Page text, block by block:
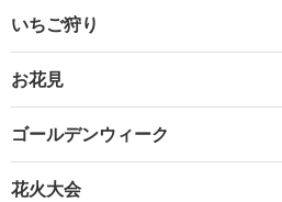
いちご狩り
お花見
ゴールデンウィーク
花火大会